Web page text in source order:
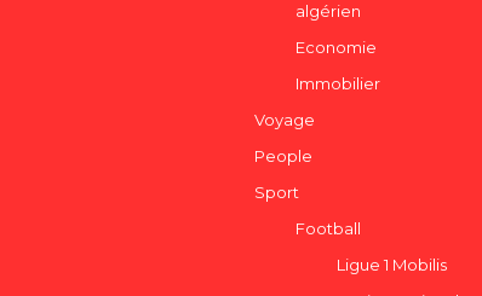
algérien
Economie
Immobilier
Voyage
People
Sport
Football
Ligue 1 Mobilis